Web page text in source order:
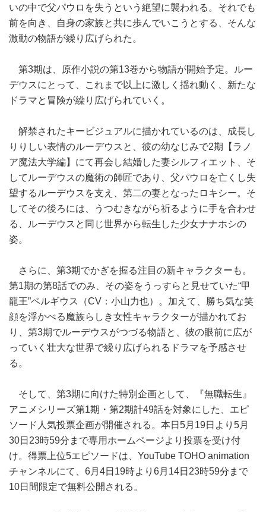
いの中で父パウロを失うという絶望に襲われる。それでも
前を向き、自身の家族と共に歩んでいこうとする、そんな
激動の物語が繰り広げられた。
第3期は、原作小説の第13巻から物語が開始予定。ルー
デウスにとって、これまで以上に激しく揺れ動く、新たな
ドラマと冒険が繰り広げられていく。
解禁されたキービジュアルに描かれているのは、成長し
りりしい表情のルーデウスと、彼の幼なじみで2期【ラノ
ア魔法大学編】にて再会し結婚した妻シルフィエット、そ
してルーデウスの魔術の師匠であり、父パウロを亡くし失
望するルーデウスを支え、第二の妻となったロキシー。そ
してその後ろには、うつむきながら祈るように手を合わせ
る、ルーデウスと同じ世界から転生した少女ナナホシの
姿。
さらに、第3期でかぎを握る注目の新キャラクターも。
第1期の第8話でのみ、その姿をうっすらと見せていた“甲
龍王”ペルギウス（CV：小山力也）。加えて、勝ち気な笑
顔を浮かべる魔族らしき女性キャラクターが描かれてお
り、第3期でルーデウスがつづる物語と、彼の眼前に広が
っていく壮大な世界で繰り広げられるドラマを予感させ
る。
そして、第3期に向けた特別企画として、『無職転生』
アニメシリーズ第1期・第2期計49話を対象にした、エピ
ソード人気投票企画が開催される。本日5月19日より5月
30日23時59分まで専用ホームページより投票を受け付
け。得票上位5エピソードは、YouTube TOHO animation
チャンネルにて、6月4日19時より6月14日23時59分まで
10日間限定で無料公開される。